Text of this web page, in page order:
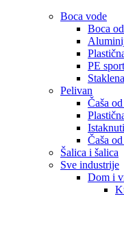
Boca vode
Boca
PE
Pelivan
Čaša
Čaša
Šalica i šalica
Sve industrije
Dom i